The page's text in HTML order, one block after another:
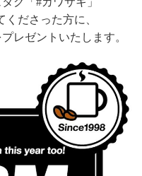
くださった方に、
レゼントいたします。